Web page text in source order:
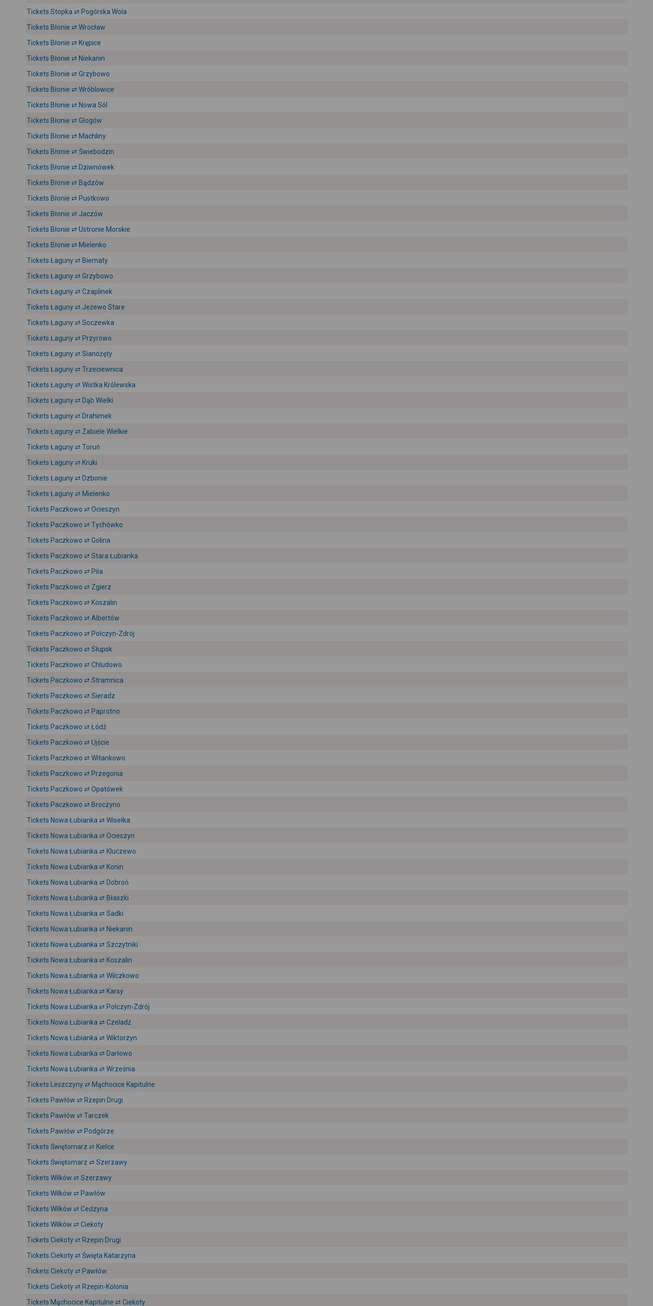
Tickets Stopka ⇄ Pogórska Wola
Tickets Błonie ⇄ Wrocław
Tickets Błonie ⇄ Krępice
Tickets Błonie ⇄ Niekanin
Tickets Błonie ⇄ Grzybowo
Tickets Błonie ⇄ Wróblowice
Tickets Błonie ⇄ Nowa Sól
Tickets Błonie ⇄ Głogów
Tickets Błonie ⇄ Machliny
Tickets Błonie ⇄ Świebodzin
Tickets Błonie ⇄ Dziwnówek
Tickets Błonie ⇄ Bądzów
Tickets Błonie ⇄ Pustkowo
Tickets Błonie ⇄ Jaczów
Tickets Błonie ⇄ Ustronie Morskie
Tickets Błonie ⇄ Mielenko
Tickets Łaguny ⇄ Biernaty
Tickets Łaguny ⇄ Grzybowo
Tickets Łaguny ⇄ Czaplinek
Tickets Łaguny ⇄ Jeżewo Stare
Tickets Łaguny ⇄ Soczewka
Tickets Łaguny ⇄ Przyrowo
Tickets Łaguny ⇄ Sianożęty
Tickets Łaguny ⇄ Trzeciewnica
Tickets Łaguny ⇄ Wistka Królewska
Tickets Łaguny ⇄ Dąb Wielki
Tickets Łaguny ⇄ Drahimek
Tickets Łaguny ⇄ Zabiele Wielkie
Tickets Łaguny ⇄ Toruń
Tickets Łaguny ⇄ Kruki
Tickets Łaguny ⇄ Dzbonie
Tickets Łaguny ⇄ Mielenko
Tickets Paczkowo ⇄ Ocieszyn
Tickets Paczkowo ⇄ Tychówko
Tickets Paczkowo ⇄ Golina
Tickets Paczkowo ⇄ Stara Łubianka
Tickets Paczkowo ⇄ Piła
Tickets Paczkowo ⇄ Zgierz
Tickets Paczkowo ⇄ Koszalin
Tickets Paczkowo ⇄ Albertów
Tickets Paczkowo ⇄ Połczyn-Zdrój
Tickets Paczkowo ⇄ Słupsk
Tickets Paczkowo ⇄ Chludowo
Tickets Paczkowo ⇄ Stramnica
Tickets Paczkowo ⇄ Sieradz
Tickets Paczkowo ⇄ Paprotno
Tickets Paczkowo ⇄ Łódź
Tickets Paczkowo ⇄ Ujście
Tickets Paczkowo ⇄ Witankowo
Tickets Paczkowo ⇄ Przegonia
Tickets Paczkowo ⇄ Opatówek
Tickets Paczkowo ⇄ Broczyno
Tickets Nowa Łubianka ⇄ Wisełka
Tickets Nowa Łubianka ⇄ Ocieszyn
Tickets Nowa Łubianka ⇄ Kluczewo
Tickets Nowa Łubianka ⇄ Konin
Tickets Nowa Łubianka ⇄ Dobroń
Tickets Nowa Łubianka ⇄ Błaszki
Tickets Nowa Łubianka ⇄ Sadki
Tickets Nowa Łubianka ⇄ Niekanin
Tickets Nowa Łubianka ⇄ Szczytniki
Tickets Nowa Łubianka ⇄ Koszalin
Tickets Nowa Łubianka ⇄ Wilczkowo
Tickets Nowa Łubianka ⇄ Karsy
Tickets Nowa Łubianka ⇄ Połczyn-Zdrój
Tickets Nowa Łubianka ⇄ Czeladź
Tickets Nowa Łubianka ⇄ Wiktorzyn
Tickets Nowa Łubianka ⇄ Darłowo
Tickets Nowa Łubianka ⇄ Września
Tickets Leszczyny ⇄ Mąchocice Kapitulne
Tickets Pawłów ⇄ Rzepin Drugi
Tickets Pawłów ⇄ Tarczek
Tickets Pawłów ⇄ Podgórze
Tickets Świętomarz ⇄ Kielce
Tickets Świętomarz ⇄ Szerzawy
Tickets Wilków ⇄ Szerzawy
Tickets Wilków ⇄ Pawłów
Tickets Wilków ⇄ Cedzyna
Tickets Wilków ⇄ Ciekoty
Tickets Ciekoty ⇄ Rzepin Drugi
Tickets Ciekoty ⇄ Święta Katarzyna
Tickets Ciekoty ⇄ Pawłów
Tickets Ciekoty ⇄ Rzepin-Kolonia
Tickets Mąchocice Kapitulne ⇄ Ciekoty